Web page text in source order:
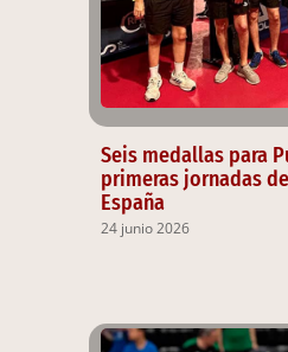
Seis medallas para
primeras jornadas
España
24 junio 2026